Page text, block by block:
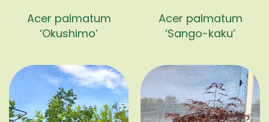
Acer palmatum
‘Okushimo’
Acer palmatum
‘Sango-kaku’